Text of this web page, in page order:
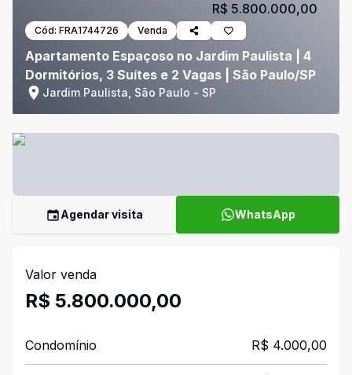
Cód: FRA1744726 Venda
Apartamento Espaçoso no Jardim Paulista | 4
Dormitórios, 3 Suítes e 2 Vagas | São Paulo/SP
Jardim Paulista, São Paulo - SP
R$ 5.800.000,00
Agendar visita WhatsApp
Valor venda
R$ 5.800.000,00
Condomínio R$ 4.000,00